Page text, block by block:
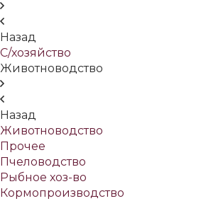
Назад
С/хозяйство
Животноводство
Назад
Животноводство
Прочее
Пчеловодство
Рыбное хоз-во
Кормопроизводство